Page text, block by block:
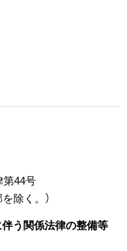
44号
く。）
う関係法律の整備等